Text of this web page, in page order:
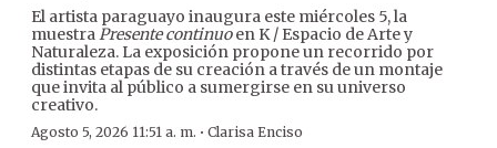
El artista paraguayo inaugura este miércoles 5, la
muestraPresente continuoen K / Espacio de Arte y
Naturaleza. La exposición propone un recorrido por
distintas etapas de su creación a través de un montaje
que invita al público a sumergirse en su universo
creativo.
Agosto 5, 2026 11:51 a. m. · Clarisa Enciso